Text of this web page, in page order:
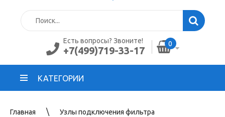
Есть вопросы? Звоните!
+7(499)719-33-17
0
КАТЕГОРИИ
Главная
Узлы подключения фильтра